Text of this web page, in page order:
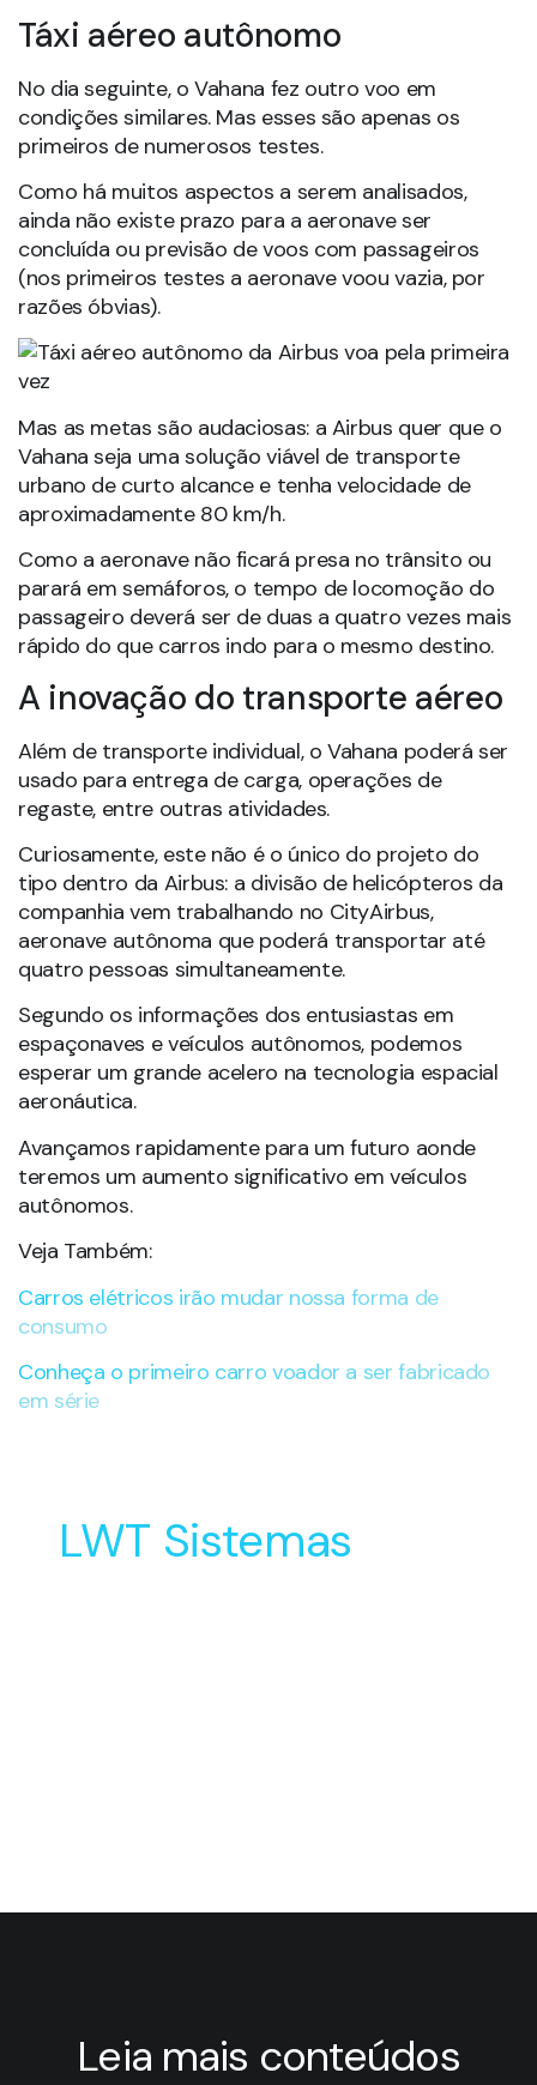
Táxi aéreo autônomo
No dia seguinte, o Vahana fez outro voo em
condições similares. Mas esses são apenas os
primeiros de numerosos testes.
Como há muitos aspectos a serem analisados,
ainda não existe prazo para a aeronave ser
concluída ou previsão de voos com passageiros
(nos primeiros testes a aeronave voou vazia, por
razões óbvias).
Mas as metas são audaciosas: a Airbus quer que o
Vahana seja uma solução viável de transporte
urbano de curto alcance e tenha velocidade de
aproximadamente 80 km/h.
Como a aeronave não ficará presa no trânsito ou
parará em semáforos, o tempo de locomoção do
passageiro deverá ser de duas a quatro vezes mais
rápido do que carros indo para o mesmo destino.
A inovação do transporte aéreo
Além de transporte individual, o Vahana poderá ser
usado para entrega de carga, operações de
regaste, entre outras atividades.
Curiosamente, este não é o único do projeto do
tipo dentro da Airbus: a divisão de helicópteros da
companhia vem trabalhando no CityAirbus,
aeronave autônoma que poderá transportar até
quatro pessoas simultaneamente.
Segundo os informações dos entusiastas em
espaçonaves e veículos autônomos, podemos
esperar um grande acelero na tecnologia espacial
aeronáutica.
Avançamos rapidamente para um futuro aonde
teremos um aumento significativo em veículos
autônomos.
Veja Também:
Carros elétricos irão mudar nossa forma de
consumo
Conheça o primeiro carro voador a ser fabricado
em série
LWT Sistemas
Leia mais conteúdos